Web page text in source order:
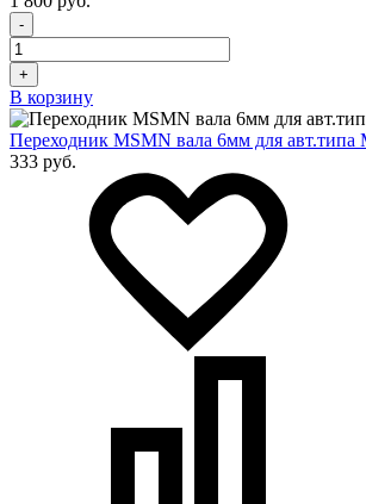
-
+
В корзину
Переходник MSMN вала 6мм для авт.типа
333 руб.